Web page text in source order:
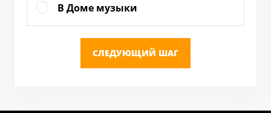
В Доме музыки
СЛЕДУЮЩИЙ ШАГ